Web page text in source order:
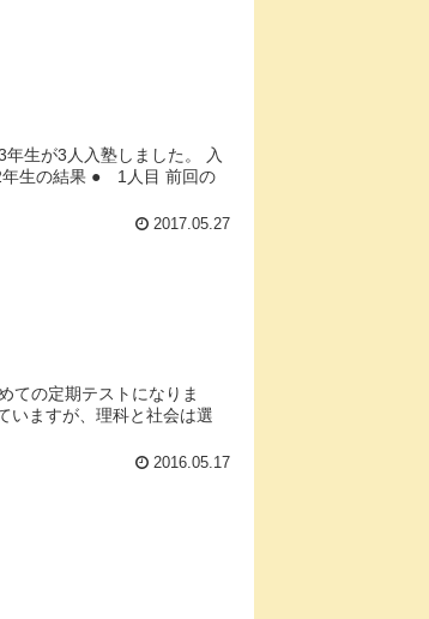
生が3人入塾しました。 入
年生の結果 ● 1人目 前回の
2017.05.27
ての定期テストになりま
いますが、理科と社会は選
2016.05.17